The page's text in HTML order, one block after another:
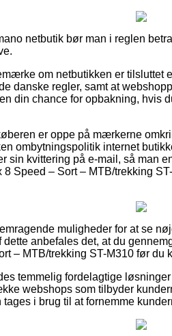
netbutik bør man i reglen
om netbutikken er
danske regler, samt at
din chance for opbakning, hvis
er oppe på mærkerne
ombytningspolitik internet
sin kvittering på e-mail, så man
Speed – Sort – MTB/trekking
muligheder for at se
anbefales det, at du
– MTB/trekking ST-M310 før du
temmelig fordelagtige
webshops som tilbyder
i brug til at fornemme